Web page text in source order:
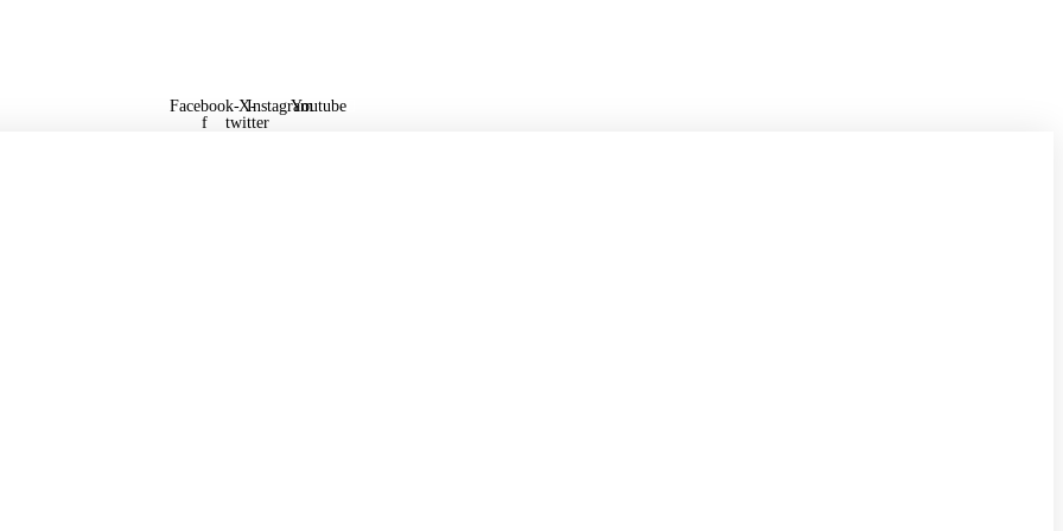
Facebook-
f
X-
twitter
InstagramYoutube